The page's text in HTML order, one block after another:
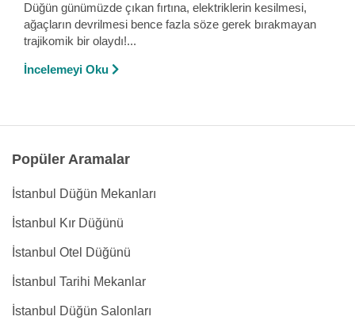
Düğün günümüzde çıkan fırtına, elektriklerin kesilmesi,
ağaçların devrilmesi bence fazla söze gerek bırakmayan
trajikomik bir olaydı!...
İncelemeyi Oku
Popüler Aramalar
İstanbul Düğün Mekanları
İstanbul Kır Düğünü
İstanbul Otel Düğünü
İstanbul Tarihi Mekanlar
İstanbul Düğün Salonları